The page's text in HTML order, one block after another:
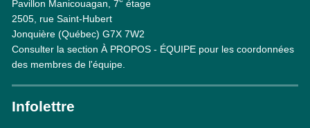
Pavillon Manicouagan, 7
étage
2505, rue Saint-Hubert
Jonquière (Québec) G7X 7W2
Consulter la section À PROPOS - ÉQUIPE pour les coordonnées
des membres de l'équipe.
Infolettre